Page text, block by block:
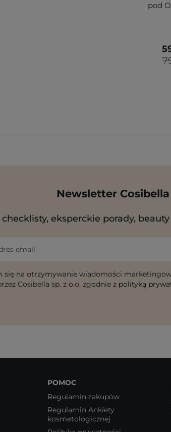
pod
Newsletter Cosibella
eksperckie porady,
email
się na otrzymywanie wiadomości
Cosibella sp. z o.o, zgodnie z polityką
POMOC
Regulamin zakupów
Regulamin Ankiety
kosmetologicznej